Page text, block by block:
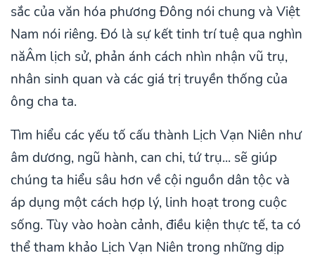
sắc của văn hóa phương Đông nói chung và Việt
Nam nói riêng. Đó là sự kết tinh trí tuệ qua nghìn
năÂm lịch sử, phản ánh cách nhìn nhận vũ trụ,
nhân sinh quan và các giá trị truyền thống của
ông cha ta.
Tìm hiểu các yếu tố cấu thành Lịch Vạn Niên như
âm dương, ngũ hành, can chi, tứ trụ... sẽ giúp
chúng ta hiểu sâu hơn về cội nguồn dân tộc và
áp dụng một cách hợp lý, linh hoạt trong cuộc
sống. Tùy vào hoàn cảnh, điều kiện thực tế, ta có
thể tham khảo Lịch Vạn Niên trong những dịp